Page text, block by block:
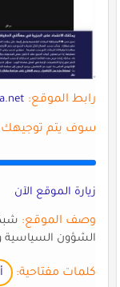
رابط الموقع:
سوف يتم توجيهك إلى
زيارة الموقع الآن
وصف الموقع:شبكة
الشؤون السياسية
كلمات مفتاحية: